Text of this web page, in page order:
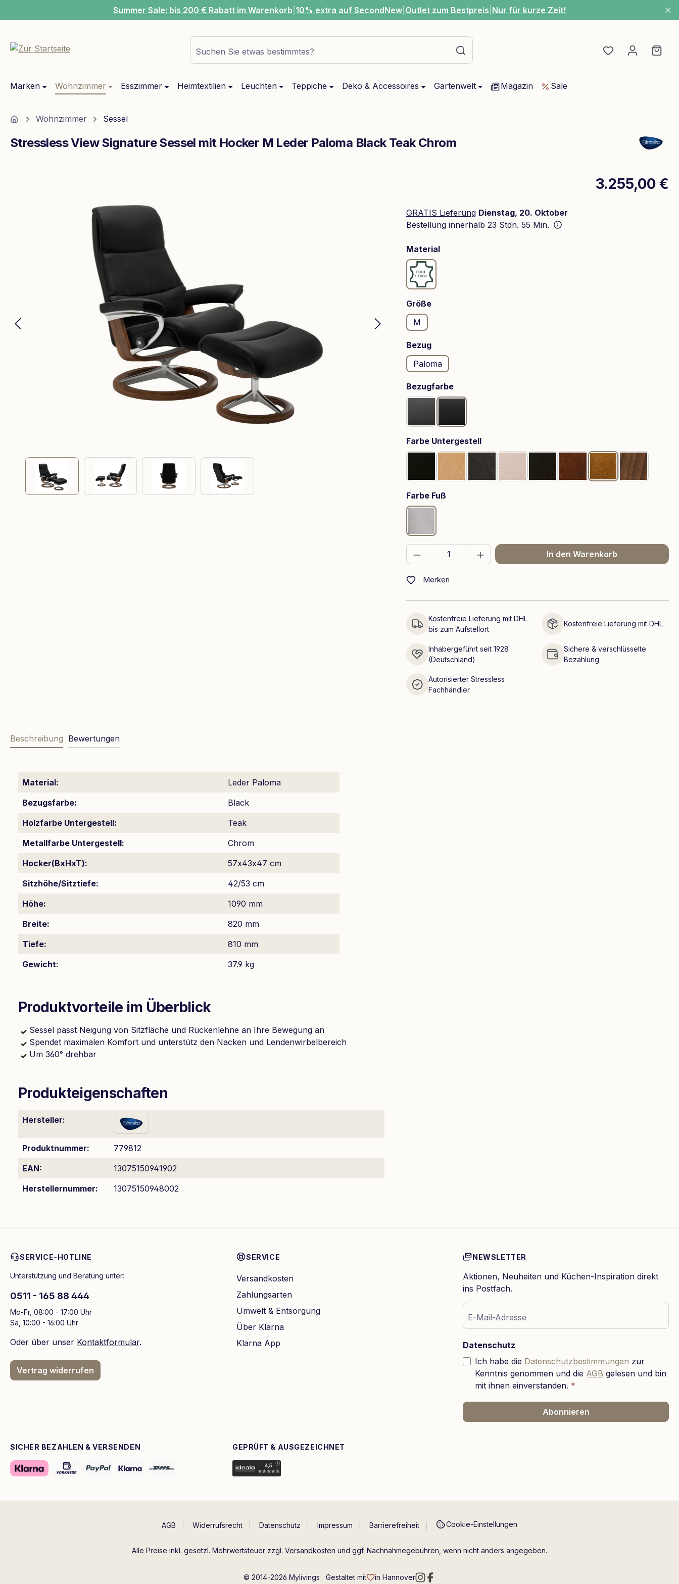
Zur Hauptnavigation springenSummer Sale: bis 200 € Rabatt im Warenkorb 10% extra auf SecondNew Outlet zum Bestpreis Nur für kurze Zeit!
Suchen Sie etwas bestimmtes? Du hast 0
Marken Wohnzimmer Esszimmer Heimtextilien Leuchten Teppiche Deko & Accessoires Gartenwelt Magazin Sale
HomeWohnzimmer Sessel
Stressless View Signature Sessel mit Hocker M Leder Paloma Black Teak Chrom
3.255,00 €
GRATIS Lieferung Dienstag, 20. Oktober
Bestellung innerhalb 23 Stdn. 55 Min.
Materialauswählen
Leder
Größeauswählen
M
Bezugauswählen
Paloma
Bezugfarbeauswählen
Farbe Untergestellauswählen
Eiche Wenge Braun Teak Walnuss
Farbe Fuß
Produkt Anzahl: Gib den gewünschten Wert
In den Warenkorb
Merken
Kostenfreie Lieferung mit DHL
bis zum Aufstellort
Kostenfreie Lieferung mit DHL
Inhabergeführt seit 1928
(Deutschland)
Sichere & verschlüsselte
Bezahlung
Autorisierter Stressless
Fachhändler
Beschreibung Bewertungen
Material:
Leder Paloma
Bezugsfarbe:
Black
Holzfarbe Untergestell:
Teak
Metallfarbe Untergestell:
Chrom
Hocker(BxHxT):
57x43x47 cm
Sitzhöhe/Sitztiefe:
42/53 cm
Höhe:
1090 mm
Breite:
820 mm
Tiefe:
810 mm
Gewicht:
37.9 kg
Produktvorteile im Überblick
Sessel passt Neigung von Sitzfläche und Rückenlehne an Ihre Bewegung an
Spendet maximalen Komfort und unterstütz den Nacken und Lendenwirbelbereich
Um 360° drehbar
Produkteigenschaften
Hersteller:
Produktnummer:
779812
EAN:
13075150941902
Herstellernummer:
13075150948002
SERVICE-HOTLINE
Unterstützung und Beratung unter:
0511 - 165 88 444
Mo-Fr, 08:00 - 17:00 Uhr
Sa, 10:00 - 16:00 Uhr
Oder über unser Kontaktformular.
Vertrag widerrufen
SERVICE
Versandkosten
Zahlungsarten
Umwelt & Entsorgung
Über Klarna
Klarna App
NEWSLETTER
Aktionen, Neuheiten und Küchen-Inspiration direkt
ins Postfach.
E-Mail-Adresse
Datenschutz
Ich habe die Datenschutzbestimmungen zur
Kenntnis genommen und die AGB gelesen und bin
mit ihnen einverstanden. *
Abonnieren
SICHER BEZAHLEN & VERSENDEN GEPRÜFT & AUSGEZEICHNET
AGB Widerrufsrecht Datenschutz Impressum Barrierefreiheit Cookie-Einstellungen
Alle Preise inkl. gesetzl. Mehrwertsteuer zzgl. Versandkosten und ggf. Nachnahmegebühren, wenn nicht anders angegeben.
© 2014-2026 Mylivings Gestaltet mit in Hannover